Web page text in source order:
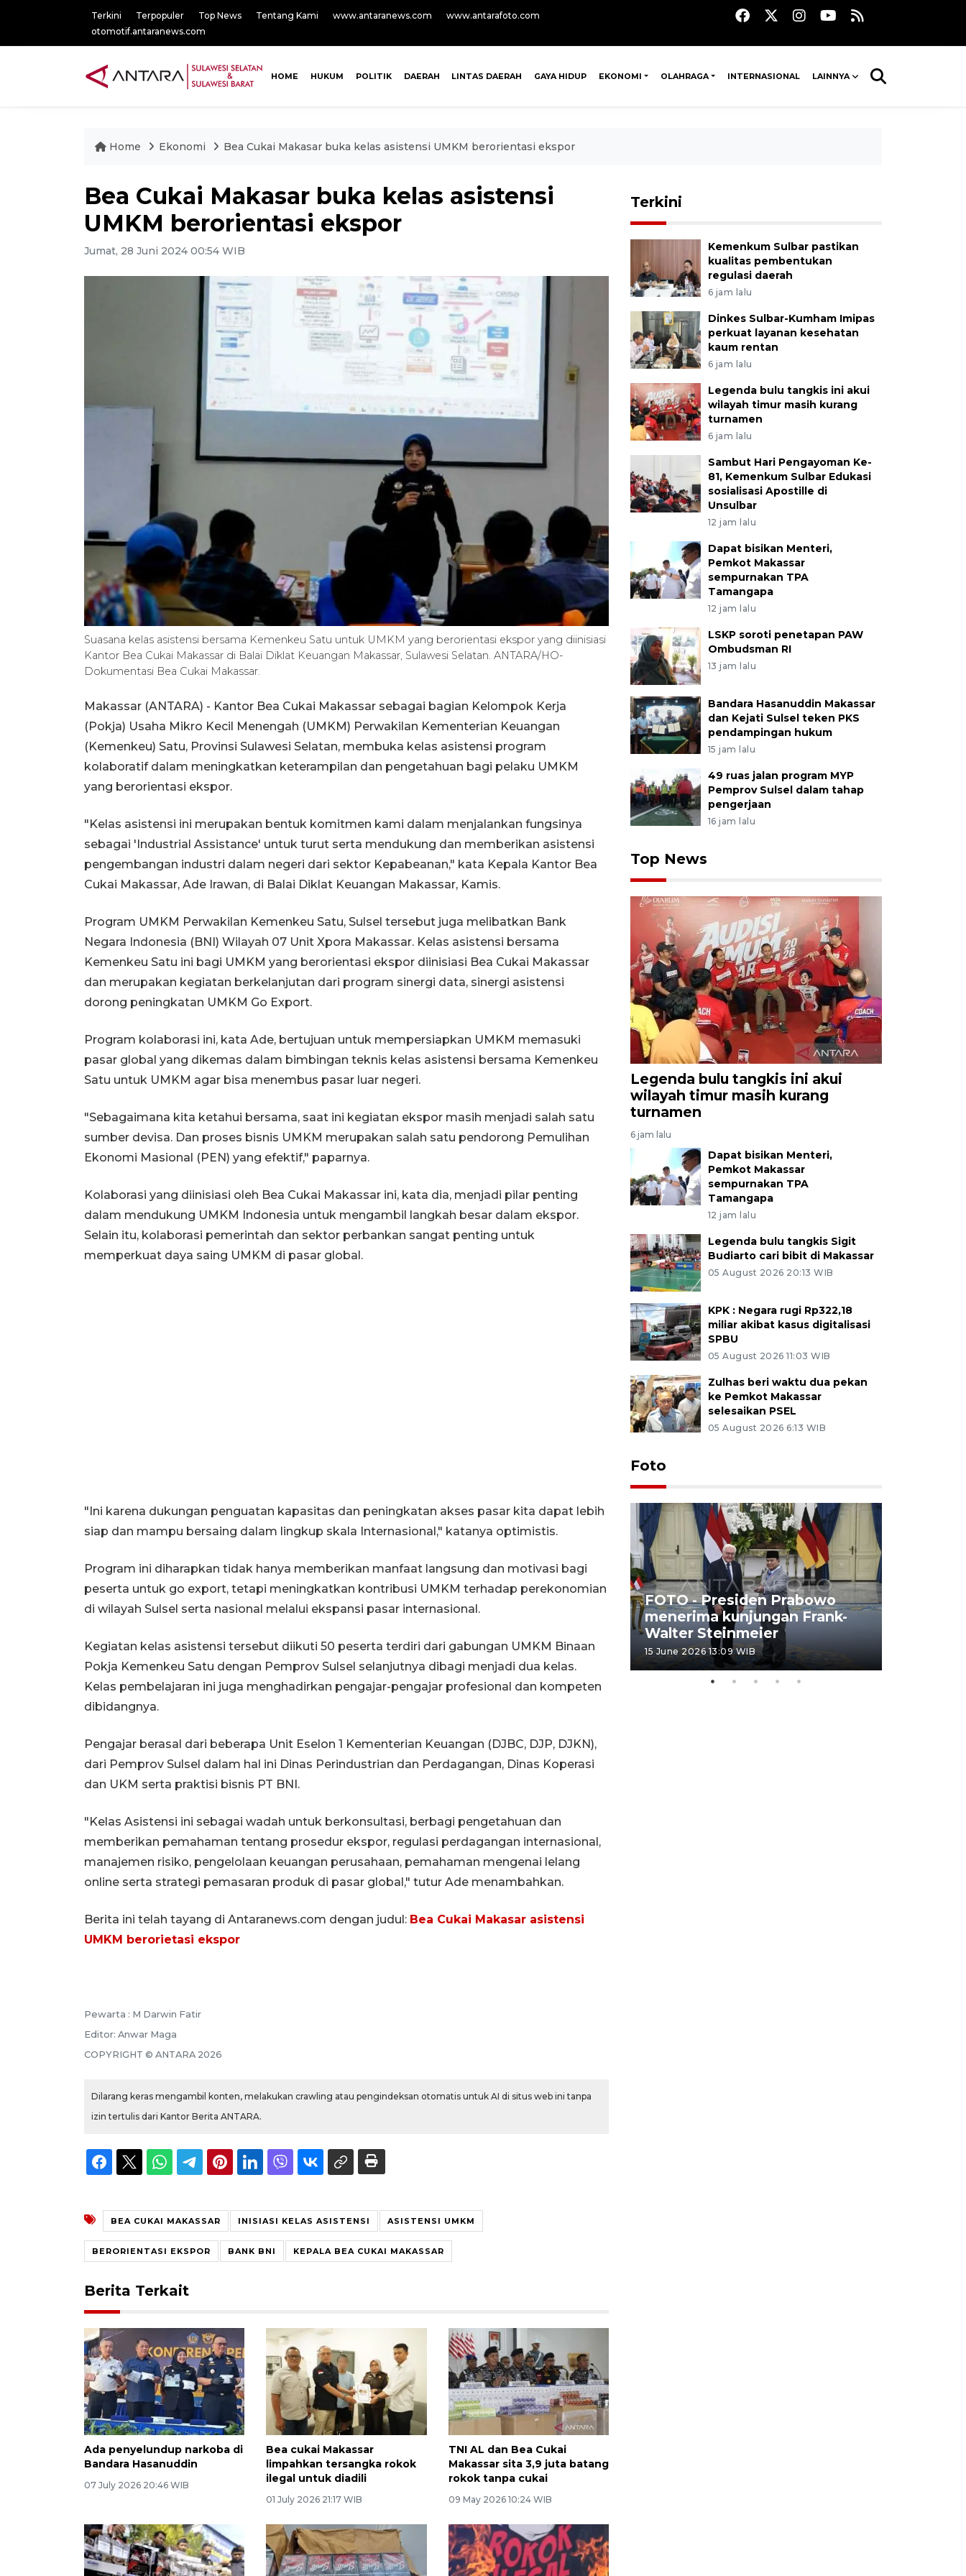
Terkini Terpopuler Top News Tentang Kami www.antaranews.com
www.antarafoto.com
otomotif.antaranews.com
HOME HUKUM POLITIK DAERAH LINTAS DAERAH GAYA HIDUP EKONOMI OLAHRAGA INTERNASIONAL LAINNYA
Home Ekonomi Bea Cukai Makasar buka kelas asistensi UMKM berorientasi ekspor
Bea Cukai Makasar buka kelas asistensi
UMKM berorientasi ekspor
Jumat, 28 Juni 2024 00:54 WIB
Suasana kelas asistensi bersama Kemenkeu Satu untuk UMKM yang berorientasi ekspor yang diinisiasi
Kantor Bea Cukai Makassar di Balai Diklat Keuangan Makassar, Sulawesi Selatan. ANTARA/HO-
Dokumentasi Bea Cukai Makassar.
Makassar (ANTARA) - Kantor Bea Cukai Makassar sebagai bagian Kelompok Kerja
(Pokja) Usaha Mikro Kecil Menengah (UMKM) Perwakilan Kementerian Keuangan
(Kemenkeu) Satu, Provinsi Sulawesi Selatan, membuka kelas asistensi program
kolaboratif dalam meningkatkan keterampilan dan pengetahuan bagi pelaku UMKM
yang berorientasi ekspor.
"Kelas asistensi ini merupakan bentuk komitmen kami dalam menjalankan fungsinya
sebagai 'Industrial Assistance' untuk turut serta mendukung dan memberikan asistensi
pengembangan industri dalam negeri dari sektor Kepabeanan," kata Kepala Kantor Bea
Cukai Makassar, Ade Irawan, di Balai Diklat Keuangan Makassar, Kamis.
Program UMKM Perwakilan Kemenkeu Satu, Sulsel tersebut juga melibatkan Bank
Negara Indonesia (BNI) Wilayah 07 Unit Xpora Makassar. Kelas asistensi bersama
Kemenkeu Satu ini bagi UMKM yang berorientasi ekspor diinisiasi Bea Cukai Makassar
dan merupakan kegiatan berkelanjutan dari program sinergi data, sinergi asistensi
dorong peningkatan UMKM Go Export.
Program kolaborasi ini, kata Ade, bertujuan untuk mempersiapkan UMKM memasuki
pasar global yang dikemas dalam bimbingan teknis kelas asistensi bersama Kemenkeu
Satu untuk UMKM agar bisa menembus pasar luar negeri.
"Sebagaimana kita ketahui bersama, saat ini kegiatan ekspor masih menjadi salah satu
sumber devisa. Dan proses bisnis UMKM merupakan salah satu pendorong Pemulihan
Ekonomi Masional (PEN) yang efektif," paparnya.
Kolaborasi yang diinisiasi oleh Bea Cukai Makassar ini, kata dia, menjadi pilar penting
dalam mendukung UMKM Indonesia untuk mengambil langkah besar dalam ekspor.
Selain itu, kolaborasi pemerintah dan sektor perbankan sangat penting untuk
memperkuat daya saing UMKM di pasar global.
"Ini karena dukungan penguatan kapasitas dan peningkatan akses pasar kita dapat lebih
siap dan mampu bersaing dalam lingkup skala Internasional," katanya optimistis.
Program ini diharapkan tidak hanya memberikan manfaat langsung dan motivasi bagi
peserta untuk go export, tetapi meningkatkan kontribusi UMKM terhadap perekonomian
di wilayah Sulsel serta nasional melalui ekspansi pasar internasional.
Kegiatan kelas asistensi tersebut diikuti 50 peserta terdiri dari gabungan UMKM Binaan
Pokja Kemenkeu Satu dengan Pemprov Sulsel selanjutnya dibagi menjadi dua kelas.
Kelas pembelajaran ini juga menghadirkan pengajar-pengajar profesional dan kompeten
dibidangnya.
Pengajar berasal dari beberapa Unit Eselon 1 Kementerian Keuangan (DJBC, DJP, DJKN),
dari Pemprov Sulsel dalam hal ini Dinas Perindustrian dan Perdagangan, Dinas Koperasi
dan UKM serta praktisi bisnis PT BNI.
"Kelas Asistensi ini sebagai wadah untuk berkonsultasi, berbagi pengetahuan dan
memberikan pemahaman tentang prosedur ekspor, regulasi perdagangan internasional,
manajemen risiko, pengelolaan keuangan perusahaan, pemahaman mengenai lelang
online serta strategi pemasaran produk di pasar global," tutur Ade menambahkan.
Berita ini telah tayang di Antaranews.com dengan judul: Bea Cukai Makasar asistensi
UMKM berorietasi ekspor
Pewarta : M Darwin Fatir
Editor: Anwar Maga
COPYRIGHT © ANTARA 2026
Dilarang keras mengambil konten, melakukan crawling atau pengindeksan otomatis untuk AI di situs web ini tanpa
izin tertulis dari Kantor Berita ANTARA.
BEA CUKAI MAKASSAR INISIASI KELAS ASISTENSI ASISTENSI UMKM
BERORIENTASI EKSPOR BANK BNI KEPALA BEA CUKAI MAKASSAR
Berita Terkait
Ada penyelundup narkoba di
Bandara Hasanuddin
07 July 2026 20:46 WIB
Bea cukai Makassar
limpahkan tersangka rokok
ilegal untuk diadili
01 July 2026 21:17 WIB
TNI AL dan Bea Cukai
Makassar sita 3,9 juta batang
rokok tanpa cukai
09 May 2026 10:24 WIB
Terkini
Kemenkum Sulbar pastikan
kualitas pembentukan
regulasi daerah
6 jam lalu
Dinkes Sulbar-Kumham Imipas
perkuat layanan kesehatan
kaum rentan
6 jam lalu
Legenda bulu tangkis ini akui
wilayah timur masih kurang
turnamen
6 jam lalu
Sambut Hari Pengayoman Ke-
81, Kemenkum Sulbar Edukasi
sosialisasi Apostille di
Unsulbar
12 jam lalu
Dapat bisikan Menteri,
Pemkot Makassar
sempurnakan TPA
Tamangapa
12 jam lalu
LSKP soroti penetapan PAW
Ombudsman RI
13 jam lalu
Bandara Hasanuddin Makassar
dan Kejati Sulsel teken PKS
pendampingan hukum
15 jam lalu
49 ruas jalan program MYP
Pemprov Sulsel dalam tahap
pengerjaan
16 jam lalu
Top News
Legenda bulu tangkis ini akui
wilayah timur masih kurang
turnamen
6 jam lalu
Dapat bisikan Menteri,
Pemkot Makassar
sempurnakan TPA
Tamangapa
12 jam lalu
Legenda bulu tangkis Sigit
Budiarto cari bibit di Makassar
05 August 2026 20:13 WIB
KPK : Negara rugi Rp322,18
miliar akibat kasus digitalisasi
SPBU
05 August 2026 11:03 WIB
Zulhas beri waktu dua pekan
ke Pemkot Makassar
selesaikan PSEL
05 August 2026 6:13 WIB
Foto
FOTO - Kirab memperingati
HUT ke-80 Raja Keraton
02 April 2026 12:51 WIB
FOTO - Presiden Prabowo
menerima kunjungan Frank-
Walter Steinmeier
15 June 2026 13:09 WIB